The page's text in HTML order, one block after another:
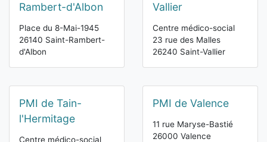
Rambert-d'Albon
Place du 8-Mai-1945
26140 Saint-Rambert-
d'Albon
Vallier
Centre médico-social
23 rue des Malles
26240 Saint-Vallier
PMI de Tain-
l'Hermitage
Centre médico-social
PMI de Valence
11 rue Maryse-Bastié
26000 Valence